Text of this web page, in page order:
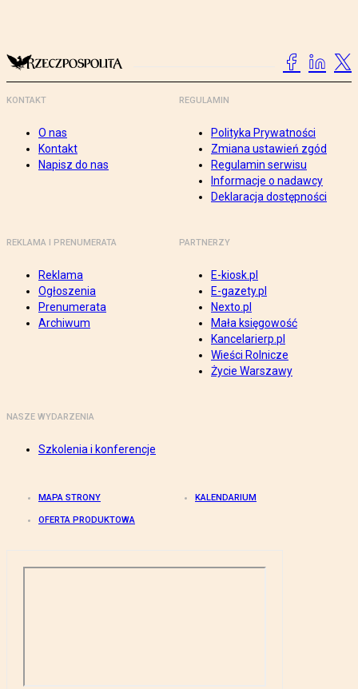
KONTAKT
O nas
Kontakt
Napisz do nas
REGULAMIN
Polityka Prywatności
Zmiana ustawień zgód
Regulamin serwisu
Informacje o nadawcy
Deklaracja dostępności
REKLAMA I PRENUMERATA
Reklama
Ogłoszenia
Prenumerata
Archiwum
PARTNERZY
E-kiosk.pl
E-gazety.pl
Nexto.pl
Mała księgowość
Kancelarierp.pl
Wieści Rolnicze
Życie Warszawy
NASZE WYDARZENIA
Szkolenia i konferencje
MAPA STRONY KALENDARIUM
OFERTA PRODUKTOWA